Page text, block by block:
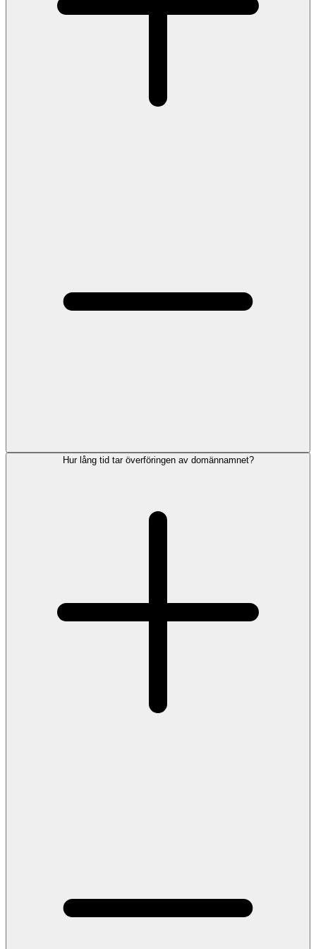
Hur lång tid tar överföringen av domännamnet?